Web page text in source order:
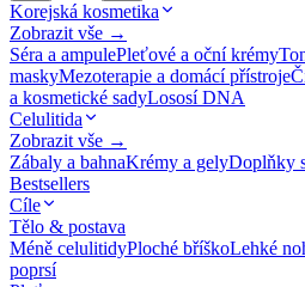
Korejská kosmetika
Zobrazit vše →
Séra a ampulePleťové a oční krémy
maskyMezoterapie a domácí přístroje
a kosmetické sadyLososí DNA
Celulitida
Zobrazit vše →
Zábaly a bahnaKrémy a gelyDoplňky
Bestsellers
Cíle
Tělo & postava
Méně celulitidyPloché bříškoLehké
poprsí